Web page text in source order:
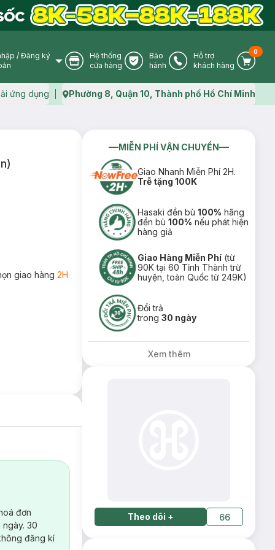
User Icon
/ Đăng ký
Store Icon
Hệ thống
cửa hàng
Warranty Icon
Bảo
hành
Phone Icon
Hỗ trợ
khách hàng
Cart
0
ứng dụng Map icon
Phường 8, Quận 10, Thành phố Hồ Chí Minh
giao hàng 2H
đơn
30
đăng kí
MIỄN PHÍ VẬN CHUYỂN
Giao Nhanh Miễn Phí 2H.
Trễ tặng 100K
Hasaki đền bù100% hãng
đền bù100% nếu phát hiện
hàng giả
Giao Hàng Miễn Phí (từ
90K tại 60 Tỉnh Thành trừ
huyện, toàn Quốc từ 249K)
Đổi trả
trong30 ngày
Xem thêm
Theo dõi + 66